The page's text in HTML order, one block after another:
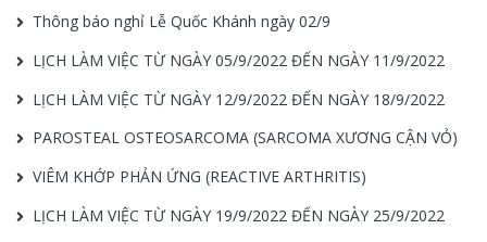
Thông báo nghỉ Lễ Quốc Khánh ngày 02/9
LỊCH LÀM VIỆC TỪ NGÀY 05/9/2022 ĐẾN NGÀY 11/9/2022
LỊCH LÀM VIỆC TỪ NGÀY 12/9/2022 ĐẾN NGÀY 18/9/2022
PAROSTEAL OSTEOSARCOMA (SARCOMA XƯƠNG CẬN VỎ)
VIÊM KHỚP PHẢN ỨNG (REACTIVE ARTHRITIS)
LỊCH LÀM VIỆC TỪ NGÀY 19/9/2022 ĐẾN NGÀY 25/9/2022